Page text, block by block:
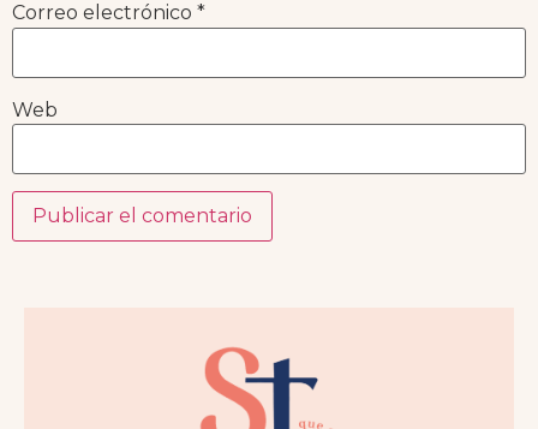
Correo electrónico *
Web